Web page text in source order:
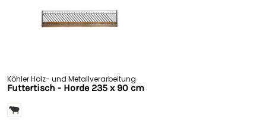
Köhler Holz- und Metallverarbeitung
Futtertisch - Horde 235 x 90 cm